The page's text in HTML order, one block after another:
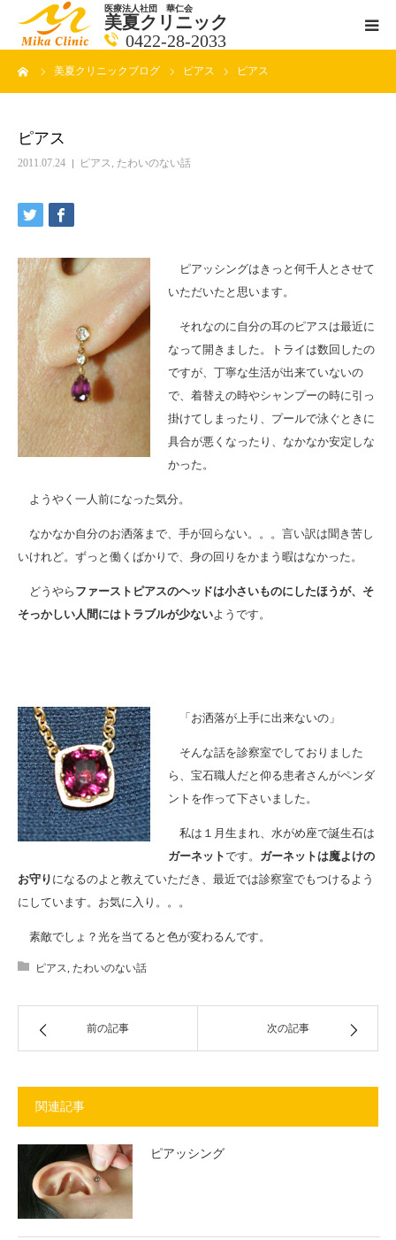
医療法人社団 華仁会
美夏クリニック
0422-28-2033
美夏クリニックブログ ピアス ピアス
ピアス
2011.07.24 ピアス, たわいのない話
ピアッシングはきっと何千人とさせて
いただいたと思います。
それなのに自分の耳のピアスは最近に
なって開きました。トライは数回したの
ですが、丁寧な生活が出来ていないの
で、着替えの時やシャンプーの時に引っ
掛けてしまったり、プールで泳ぐときに
具合が悪くなったり、なかなか安定しな
かった。
ようやく一人前になった気分。
なかなか自分のお洒落まで、手が回らない。。。言い訳は聞き苦し
いけれど。ずっと働くばかりで、身の回りをかまう暇はなかった。
どうやら ファーストピアスのヘッドは小さいものにしたほうが、そ
そっかしい人間にはトラブルが少ないようです。
「お洒落が上手に出来ないの」
そんな話を診察室でしておりました
ら、宝石職人だと仰る患者さんがペンダ
ントを作って下さいました。
私は１月生まれ、水がめ座で誕生石は
ガーネットです。 ガーネットは魔よけの
お守り になるのよと教えていただき、最近では診察室でもつけるよう
にしています。お気に入り。。。
素敵でしょ？光を当てると色が変わるんです。
ピアス, たわいのない話
前の記事 次の記事
関連記事
ピアッシング
医師紹介
アクセス
メールで相談
ブログ一覧ページ
料金一覧 new